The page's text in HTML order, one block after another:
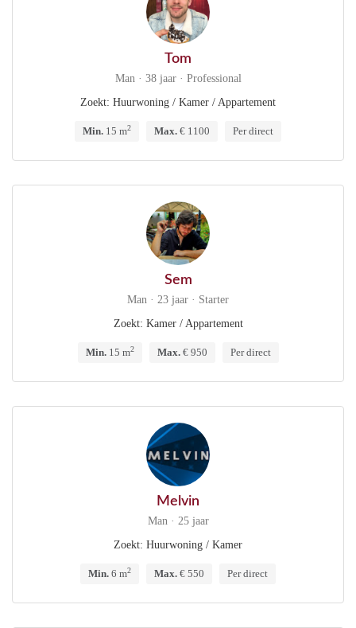
Tom
Man · 38 jaar · Professional
Zoekt: Huurwoning / Kamer / Appartement
Min. 15 m2 Max. € 1100 Per direct
Sem
Man · 23 jaar · Starter
Zoekt: Kamer / Appartement
Min.15 m2 Max.€ 950 Per direct
Melvin
Man · 25 jaar
Zoekt: Huurwoning / Kamer
Min. 6 m2 Max. € 550 Per direct